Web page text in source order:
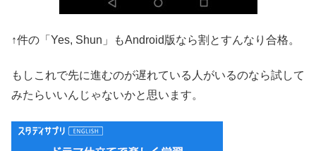
↑件の「Yes, Shun」もAndroid版なら割とすんなり合格。
もしこれで先に進むのが遅れている人がいるのなら試して
みたらいいんじゃないかと思います。